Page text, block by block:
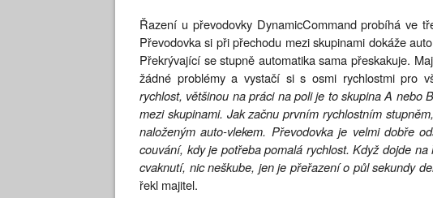
Řazení u převodovky DynamicCommand probíhá ve
Převodovka si při přechodu mezi skupinami dokáže
Překrývající se stupně automatika sama přeskakuje.
žádné problémy a vystačí si s osmi rychlostmi pro
rychlost, většinou na práci na poli je to skupina A nebo
mezi skupinami. Jak začnu prvním rychlostním
naloženým auto-vlekem. Převodovka je velmi dobře
couvání, kdy je potřeba pomalá rychlost. Když dojde
cvaknutí, nic neškube, jen je přeřazení o půl sekundy
řekl majitel.